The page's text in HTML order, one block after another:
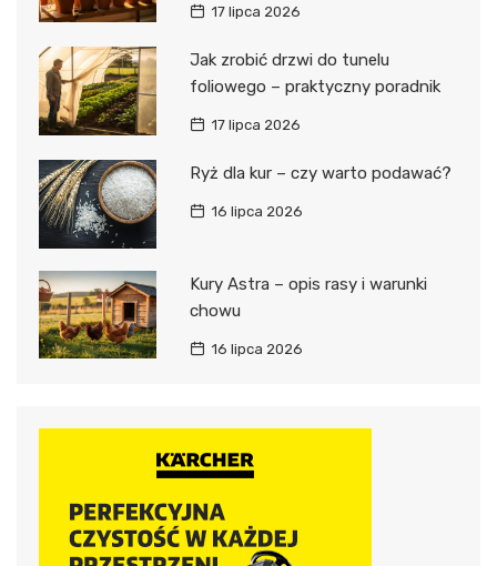
17 lipca 2026
Jak zrobić drzwi do tunelu
foliowego – praktyczny poradnik
17 lipca 2026
Ryż dla kur – czy warto podawać?
16 lipca 2026
Kury Astra – opis rasy i warunki
chowu
16 lipca 2026